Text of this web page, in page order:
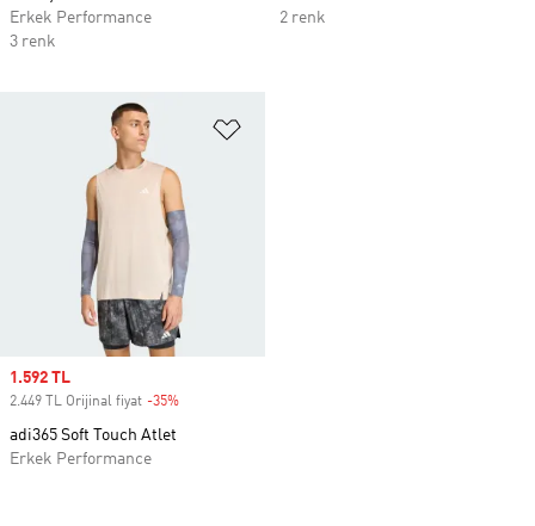
Erkek Performance
3 renk
2 renk
Sale price
1.592 TL
2.449 TL Orijinal fiyat -35%
adi365 Soft Touch Atlet
Erkek Performance